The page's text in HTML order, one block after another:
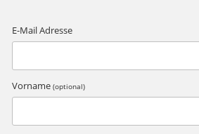
E-Mail Adresse
Vorname (optional)